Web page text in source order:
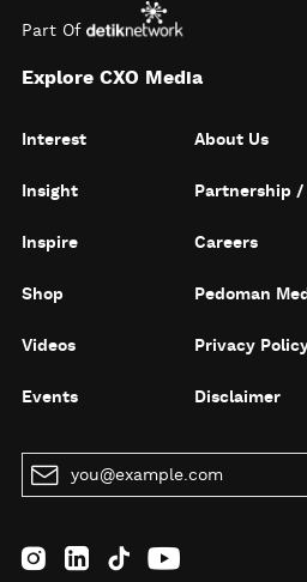
Part Of
Explore CXO Media
Interest
Insight
Inspire
Shop
Videos
Events
About Us
Partnership
Careers
Pedoman
Privacy
Disclaimer